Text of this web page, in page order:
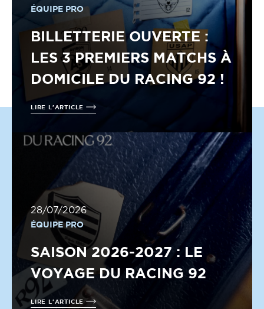
ÉQUIPE PRO
BILLETTERIE OUVERTE :
LES 3 PREMIERS MATCHS À
DOMICILE DU RACING 92 !
LIRE L'ARTICLE
28/07/2026
ÉQUIPE PRO
SAISON 2026-2027 : LE
VOYAGE DU RACING 92
LIRE L'ARTICLE